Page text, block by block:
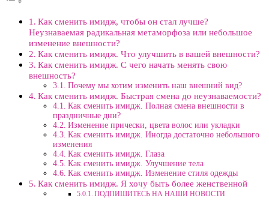
Как сменить имидж, чтобы он стал лучше?
Неузнаваемая радикальная метаморфоза или небольшое
изменение внешности?
Как сменить имидж. Что улучшить в вашей внешности?
Как сменить имидж. С чего начать менять свою
внешность?
Почему мы хотим изменить наш внешний вид?
Как сменить имидж. Быстрая смена до неузнаваемости?
Как сменить имидж. Полная смена внешности в
праздничные дни?
Изменение прически, цвета волос или укладки
Как сменить имидж. Иногда достаточно небольшого
изменения
Как сменить имидж. Глаза
Как сменить имидж. Улучшение тела
Как сменить имидж. Изменение стиля одежды
Как сменить имидж. Я хочу быть более женственной
ПОДПИШИТЕСЬ НА НАШИ НОВОСТИ